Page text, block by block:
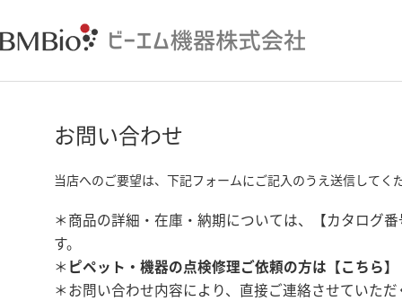
お問い合わせ
当店へのご要望は、下記フォームにご記入のうえ送信してく
＊商品の詳細・在庫・納期については、【カタログ
す。
＊ ピペット・機器の点検修理ご依頼の方は【こちら】
＊お問い合わせ内容により、直接ご連絡させていた